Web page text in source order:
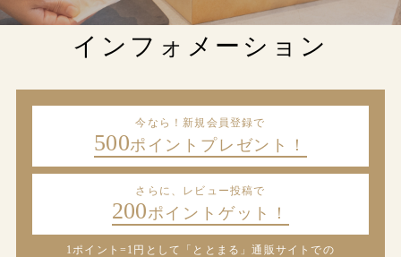
インフォメーション
今なら！新規会員登録で
500ポイントプレゼント！
さらに、レビュー投稿で
200ポイントゲット！
1ポイント=1円として「ととまる」通販サイトでの